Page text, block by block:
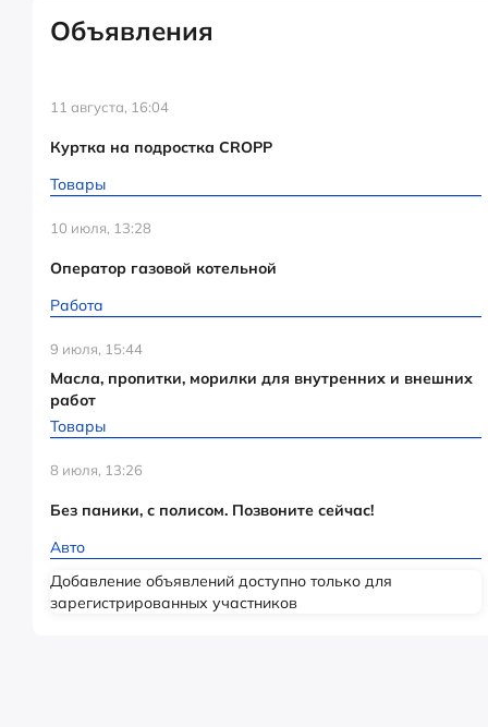
Объявления
11 августа, 16:04
Куртка на подростка CROPP
Товары
10 июля, 13:28
Оператор газовой котельной
Работа
9 июля, 15:44
Масла, пропитки, морилки для внутренних и внешних
работ
Товары
8 июля, 13:26
Без паники, с полисом. Позвоните сейчас!
Авто
Добавление объявлений доступно только для
зарегистрированных участников